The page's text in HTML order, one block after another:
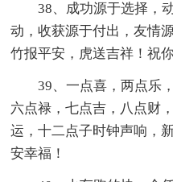
38、成功源于选择，
动，收获源于付出，友情
竹报平安，虎送吉祥！祝
39、一点喜，两点乐
六点禄，七点吉，八点财
运，十二点子时钟声响，
安幸福！